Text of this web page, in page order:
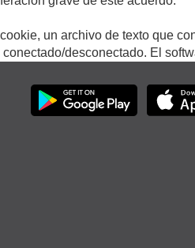
un archivo de texto que
desconectado. El